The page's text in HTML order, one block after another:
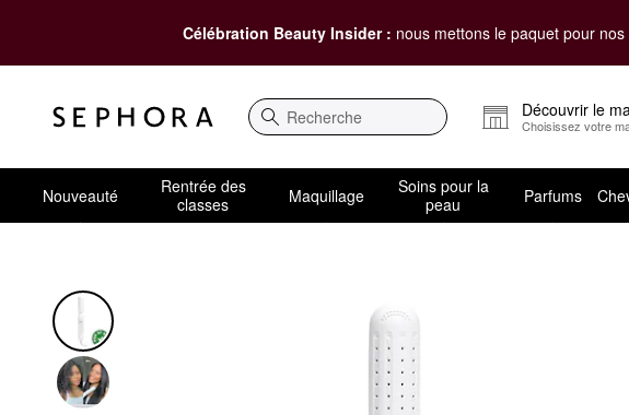
Célébration Beauty Insider : nous mettons le paquet pour
Recherche
Découvrir le
Choisissez votre
Nouveauté
Rentrée des
classes
Maquillage
Soins pour la
peau
Parfums